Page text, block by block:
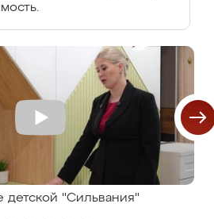
детской "Сильвания"